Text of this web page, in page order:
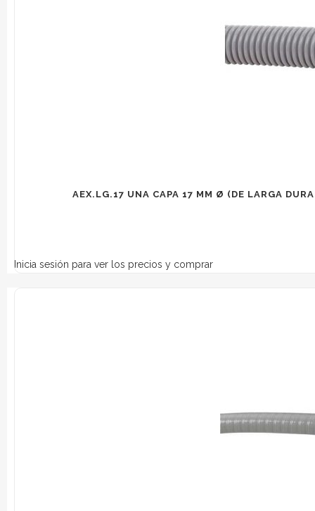
AEX.LG.17 UNA CAPA 17 MM Ø (DE LARGA
Inicia sesión para ver los precios y comprar